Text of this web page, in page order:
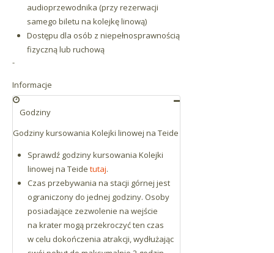
audioprzewodnika (przy rezerwacji
samego biletu na kolejkę linową)
Dostępu dla osób z niepełnosprawnością
fizyczną lub ruchową
-
Informacje
Godziny
Godziny kursowania Kolejki linowej na Teide
Sprawdź godziny kursowania Kolejki
linowej na Teide tutaj.
Czas przebywania na stacji górnej jest
ograniczony do jednej godziny. Osoby
posiadające zezwolenie na wejście
na krater mogą przekroczyć ten czas
w celu dokończenia atrakcji, wydłużając